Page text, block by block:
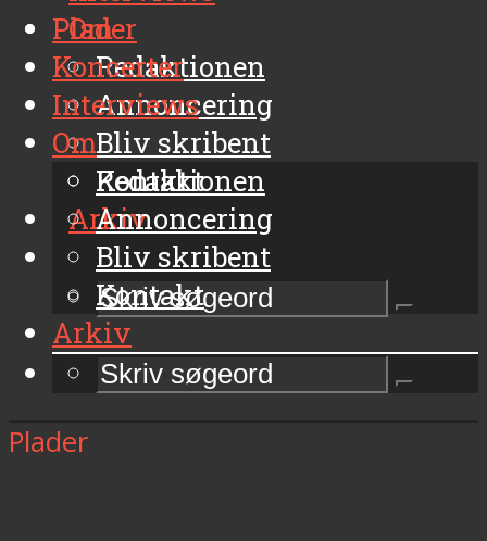
Om
Redaktionen
Annoncering
Bliv skribent
Kontakt
Arkiv
Plader
Koncerter
Interviews
Om
Redaktionen
Annoncering
Bliv skribent
Kontakt
Arkiv
Plader